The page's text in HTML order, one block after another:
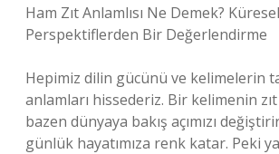
Ham Zıt Anlamlısı Ne Demek?
Perspektiflerden Bir Değerlendirme
Hepimiz dilin gücünü ve kelimelerin
anlamları hissederiz. Bir kelimenin zıt
bazen dünyaya bakış açımızı
günlük hayatımıza renk katar. Peki